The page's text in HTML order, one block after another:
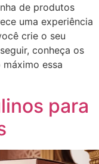
de produtos
uma experiência
crie o seu
conheça os
essa
para